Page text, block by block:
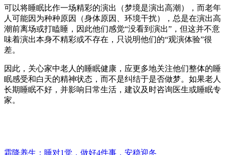
可以将睡眠比作一场精彩的演出（梦境是演出高潮），而老年
人可能因为种种原因（身体原因、环境干扰），总是在演出高
潮前离场或打瞌睡，因此他们感觉“没看到演出”，但这并不意
味着演出本身不精彩或不存在，只说明他们的“观演体验”很
差。
因此，关心家中老人的睡眠健康，应更多地关注他们整体的睡
眠感受和白天的精神状态，而不是纠结于是否做梦。如果老人
长期睡眠不好，并影响日常生活，建议及时咨询医生或睡眠专
家。
霜降养生：睡对1觉，做好4件事，安稳迎冬